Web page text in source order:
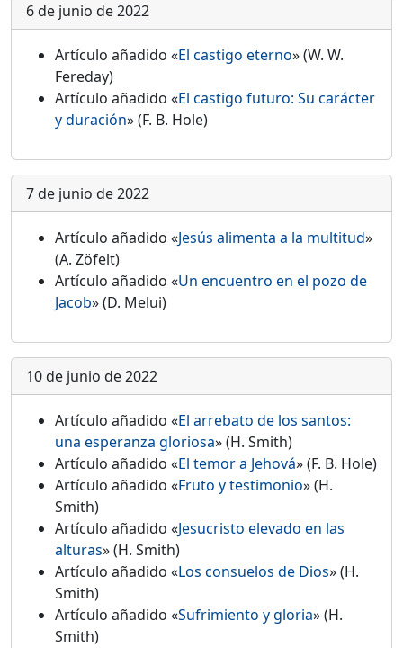
6 de junio de 2022
Artículo añadido «El castigo eterno» (W. W.
Fereday)
Artículo añadido «El castigo futuro: Su carácter
y duración» (F. B. Hole)
7 de junio de 2022
Artículo añadido «Jesús alimenta a la multitud»
(A. Zöfelt)
Artículo añadido «Un encuentro en el pozo de
Jacob» (D. Melui)
10 de junio de 2022
Artículo añadido «El arrebato de los santos:
una esperanza gloriosa» (H. Smith)
Artículo añadido «El temor a Jehová» (F. B. Hole)
Artículo añadido «Fruto y testimonio» (H.
Smith)
Artículo añadido «Jesucristo elevado en las
alturas» (H. Smith)
Artículo añadido «Los consuelos de Dios» (H.
Smith)
Artículo añadido «Sufrimiento y gloria» (H.
Smith)